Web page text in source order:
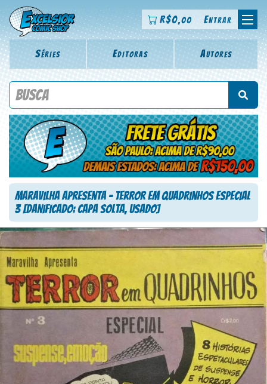
R$0,00 Entrar
Séries Editoras Autores
Procure por título da revista, personagem, série, escritor,
Maravilha Apresenta – Terror em Quadrinhos Especial
3 [Danificado: Capa Solta, Usado]